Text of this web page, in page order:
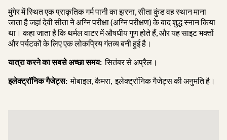
मुंगेर में स्थित एक प्राकृतिक गर्म पानी का झरना, सीता कुंड वह स्थान माना
जाता है जहां देवी सीता ने अग्नि परीक्षा (अग्नि परीक्षण) के बाद शुद्ध स्नान किया
था। कहा जाता है कि थर्मल वाटर में औषधीय गुण होते हैं, और यह साइट भक्तों
और पर्यटकों के लिए एक लोकप्रिय गंतव्य बनी हुई है।
यात्रा करने का सबसे अच्छा समय:सितंबर से अप्रैल।
इलेक्ट्रॉनिक गैजेट्स:मोबाइल, कैमरा, इलेक्ट्रॉनिक गैजेट्स की अनुमति है।